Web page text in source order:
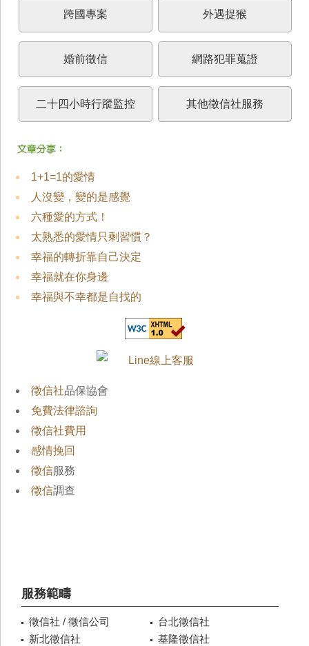
跨國專案 外遇捉猴
婚前徵信 網路犯罪蒐證
二十四小時行蹤監控 其他徵信社服務
1+1=1的愛情
人沒變，變的是感覺
六種愛的方式！
太熟悉的愛情只剩習慣？
幸福的轉折靠自己決定
幸福就在你身邊
幸福與不幸都是自找的
徵信社品保協會
免費法律諮詢
徵信社費用
感情挽回
徵信服務
徵信調查
服務範疇
徵信社 / 徵信公司
台北徵信社
新北徵信社
基隆徵信社